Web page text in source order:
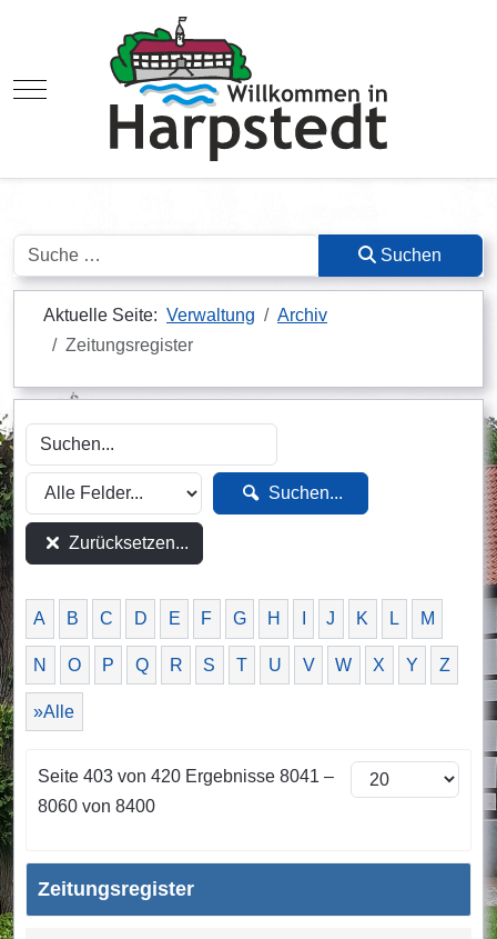
Mobile Menu Toggle
Suchen Suchen
Aktuelle Seite: Verwaltung
Archiv
Zeitungsregister
Suchen...
Zurücksetzen...
A B C D E F G H J K L M
N O P Q R S T U V W X Y Z
»Alle
Seite 403 von 420 Ergebnisse 8041 –
8060 von 8400
Zeitungsregister